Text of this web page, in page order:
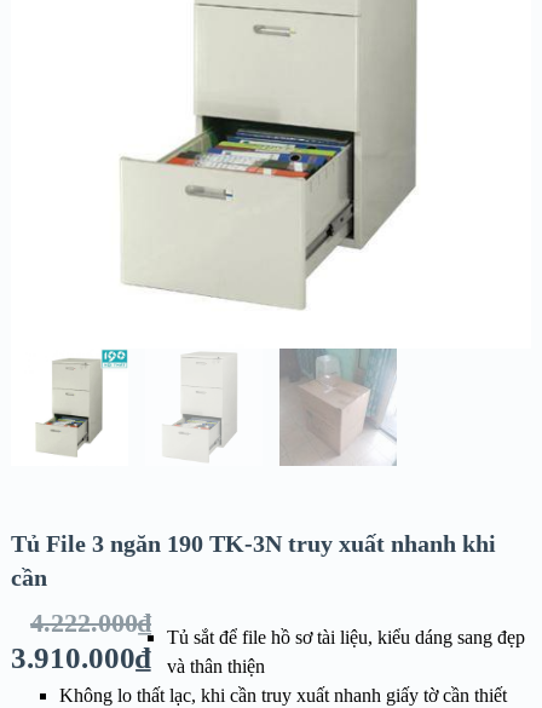
Tủ File 3 ngăn 190 TK-3N truy xuất nhanh khi
cần
4.222.000₫
3.910.000₫
Tủ sắt để file hồ sơ tài liệu, kiểu dáng sang đẹp
và thân thiện
Không lo thất lạc, khi cần truy xuất nhanh giấy tờ cần thiết